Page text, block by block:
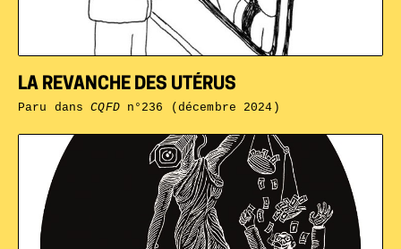
LA REVANCHE DES UTÉRUS
Paru dansCQFDn°236 (décembre 2024)